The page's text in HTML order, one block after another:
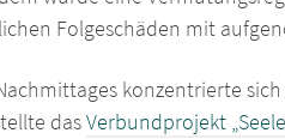
Folgeschäden mit
konzentrierte
dasVerbundprojekt